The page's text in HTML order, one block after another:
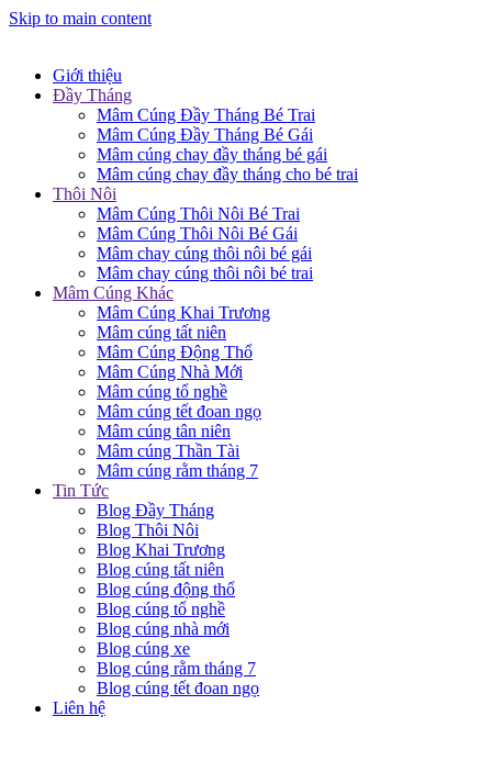
Skip to main content
Giới thiệu
Đầy Tháng
Mâm Cúng Đầy Tháng Bé Trai
Mâm Cúng Đầy Tháng Bé Gái
Mâm cúng chay đầy tháng bé gái
Mâm cúng chay đầy tháng cho bé trai
Thôi Nôi
Mâm Cúng Thôi Nôi Bé Trai
Mâm Cúng Thôi Nôi Bé Gái
Mâm chay cúng thôi nôi bé gái
Mâm chay cúng thôi nôi bé trai
Mâm Cúng Khác
Mâm Cúng Khai Trương
Mâm cúng tất niên
Mâm Cúng Động Thổ
Mâm Cúng Nhà Mới
Mâm cúng tổ nghề
Mâm cúng tết đoan ngọ
Mâm cúng tân niên
Mâm cúng Thần Tài
Mâm cúng rằm tháng 7
Tin Tức
Blog Đầy Tháng
Blog Thôi Nôi
Blog Khai Trương
Blog cúng tất niên
Blog cúng động thổ
Blog cúng tổ nghề
Blog cúng nhà mới
Blog cúng xe
Blog cúng rằm tháng 7
Blog cúng tết đoan ngọ
Liên hệ